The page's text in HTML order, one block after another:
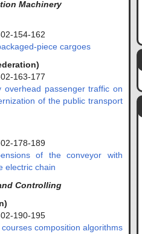
Machinery
154-162
piece cargoes
163-177
overhead passenger traffic on
of the public transport
178-189
of the conveyor with
electric chain
Controlling
190-195
composition algorithms